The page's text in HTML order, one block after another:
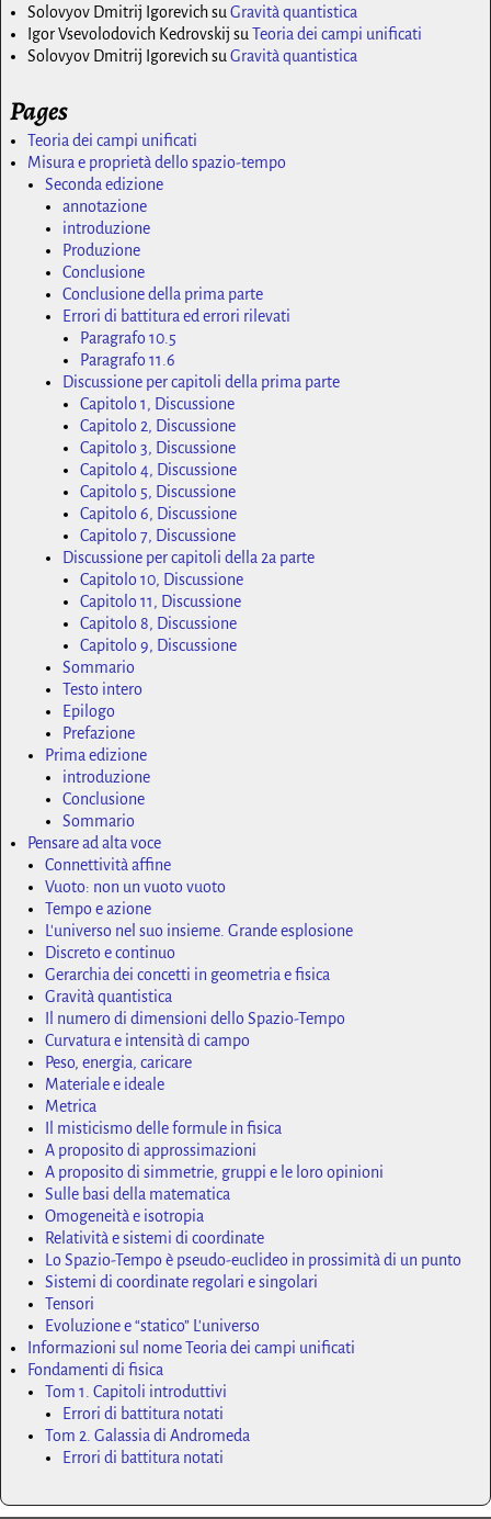
Solovyov Dmitrij Igorevichsu Gravità quantistica
Igor Vsevolodovich Kedrovskij su Teoria dei campi unificati
Solovyov Dmitrij Igorevichsu Gravità quantistica
Pages
Teoria dei campi unificati
Misura e proprietà dello spazio-tempo
Seconda edizione
annotazione
introduzione
Produzione
Conclusione
Conclusione della prima parte
Errori di battitura ed errori rilevati
Paragrafo 10.5
Paragrafo 11.6
Discussione per capitoli della prima parte
Capitolo 1, Discussione
Capitolo 2, Discussione
Capitolo 3, Discussione
Capitolo 4, Discussione
Capitolo 5, Discussione
Capitolo 6, Discussione
Capitolo 7, Discussione
Discussione per capitoli della 2a parte
Capitolo 10, Discussione
Capitolo 11, Discussione
Capitolo 8, Discussione
Capitolo 9, Discussione
Sommario
Testo intero
Epilogo
Prefazione
Prima edizione
introduzione
Conclusione
Sommario
Pensare ad alta voce
Connettività affine
Vuoto: non un vuoto vuoto
Tempo e azione
L'universo nel suo insieme. Grande esplosione
Discreto e continuo
Gerarchia dei concetti in geometria e fisica
Gravità quantistica
Il numero di dimensioni dello Spazio-Tempo
Curvatura e intensità di campo
Peso, energia, caricare
Materiale e ideale
Metrica
Il misticismo delle formule in fisica
A proposito di approssimazioni
A proposito di simmetrie, gruppi e le loro opinioni
Sulle basi della matematica
Omogeneità e isotropia
Relatività e sistemi di coordinate
Lo Spazio-Tempo è pseudo-euclideo in prossimità di un punto
Sistemi di coordinate regolari e singolari
Tensori
Evoluzione e “statico” L'universo
Informazioni sul nome Teoria dei campi unificati
Fondamenti di fisica
Tom 1. Capitoli introduttivi
Errori di battitura notati
Tom 2. Galassia di Andromeda
Errori di battitura notati